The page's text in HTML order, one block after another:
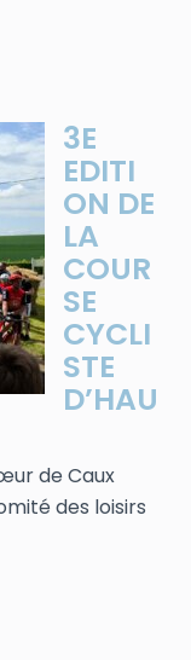
3E
EDITI
ON DE
LA
COUR
SE
CYCLI
STE
D’HAU
de Caux
des loisirs